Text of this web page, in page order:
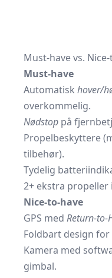
Must-have vs.
Must-have
Automatisk hover/
overkommelig.
Nødstop på
Propelbeskyttere
tilbehør).
Tydelig
2+ ekstra propeller
Nice-to-have
GPS med Return-to-
Foldbart design
Kamera med
gimbal.